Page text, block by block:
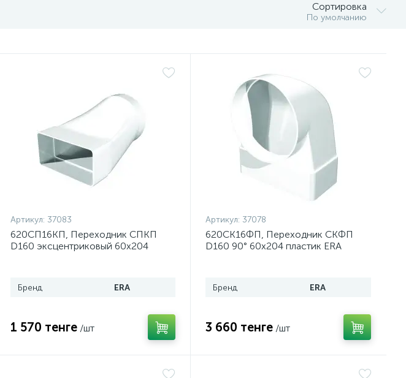
Сортировка
По умолчанию
Артикул: 37083
620СП16КП, Переходник СПКП
D160 эксцентриковый 60х204
Бренд ERA
1 570 тенге /шт
Артикул: 37078
620СК16ФП, Переходник СКФП
D160 90° 60х204 пластик ERA
Бренд ERA
3 660 тенге /шт